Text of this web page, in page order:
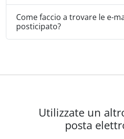
Come faccio a trovare le e-
posticipato?
Utilizzate un
posta